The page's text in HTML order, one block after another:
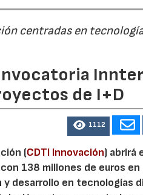
centradas en
de I+D
1112
(CDTI Innovación) abrirá
138 millones de euros
desarrollo en tecnologías